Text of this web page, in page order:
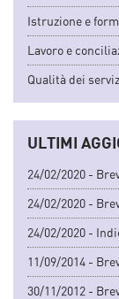
Istruzione e
Lavoro e
Qualità dei
ULTIMI
24/02/2020 -
24/02/2020 -
24/02/2020 -
11/09/2014 -
30/11/2012 -